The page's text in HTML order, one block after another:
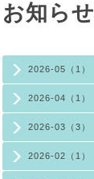
2026-05（1）
2026-04（1）
2026-03（3）
2026-02（1）
お知らせ